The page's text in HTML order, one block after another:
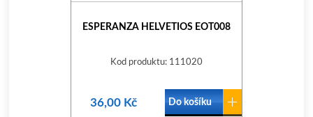
ESPERANZA HELVETIOS EOT008
Kod produktu: 111020
36,00 Kč Do košíku